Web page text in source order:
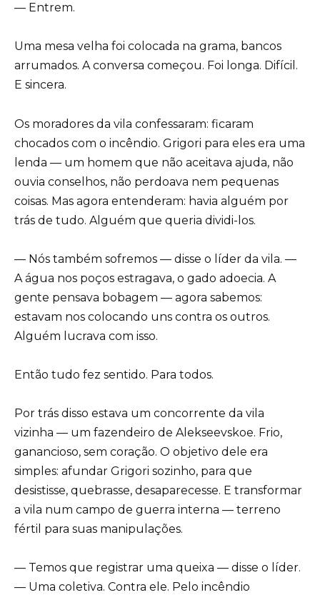
— Entrem.
Uma mesa velha foi colocada na grama, bancos
arrumados. A conversa começou. Foi longa. Difícil.
E sincera.
Os moradores da vila confessaram: ficaram
chocados com o incêndio. Grigori para eles era uma
lenda — um homem que não aceitava ajuda, não
ouvia conselhos, não perdoava nem pequenas
coisas. Mas agora entenderam: havia alguém por
trás de tudo. Alguém que queria dividi-los.
— Nós também sofremos — disse o líder da vila. —
A água nos poços estragava, o gado adoecia. A
gente pensava bobagem — agora sabemos:
estavam nos colocando uns contra os outros.
Alguém lucrava com isso.
Então tudo fez sentido. Para todos.
Por trás disso estava um concorrente da vila
vizinha — um fazendeiro de Alekseevskoe. Frio,
ganancioso, sem coração. O objetivo dele era
simples: afundar Grigori sozinho, para que
desistisse, quebrasse, desaparecesse. E transformar
a vila num campo de guerra interna — terreno
fértil para suas manipulações.
— Temos que registrar uma queixa — disse o líder.
— Uma coletiva. Contra ele. Pelo incêndio